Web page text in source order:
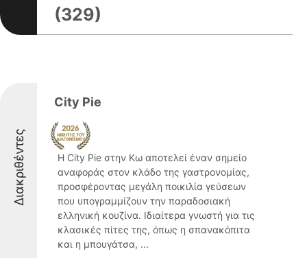
(329)
Διακριθέντες
City Pie
Η City Pie στην Κω αποτελεί έναν σημείο
αναφοράς στον κλάδο της γαστρονομίας,
προσφέροντας μεγάλη ποικιλία γεύσεων
που υπογραμμίζουν την παραδοσιακή
ελληνική κουζίνα. Ιδιαίτερα γνωστή για τις
κλασικές πίτες της, όπως η σπανακόπιτα
και η μπουγάτσα, ...